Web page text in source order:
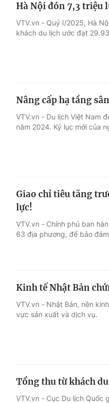
Hà Nội đón 7,3 triệu
VTV.vn - Quý I/2025, Hà
khách du lịch ước đạt
Nâng cấp hạ tầng
VTV.vn - Du lịch Việt Nam
năm 2024. Kỷ lục mới của
Giao chỉ tiêu tăng
lực!
VTV.vn - Chính phủ ban
63 địa phương, để bảo
Kinh tế Nhật Bản
VTV.vn - Nhật Bản, nền
vực sản xuất và dịch vụ.
Tổng thu từ khách
VTV.vn - Cục Du lịch Quốc